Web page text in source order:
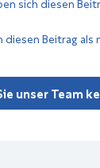
diesen Beitrag
unser Team